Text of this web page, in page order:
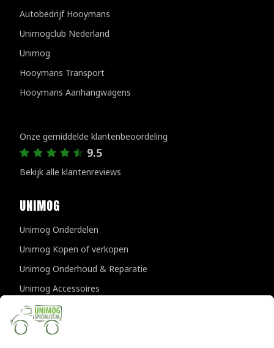
Autobedrijf Hooymans
Unimogclub Nederland
Unimog
Hooymans Transport
Hooymans Aanhangwagens
Onze gemiddelde klantenbeoordeling
9.5
Bekijk alle klantenreviews
UNIMOG
Unimog Onderdelen
Unimog Kopen of verkopen
Unimog Onderhoud & Reparatie
Unimog Accessoires
Unimog APK-keuringen
CONTACTGEGEVENS